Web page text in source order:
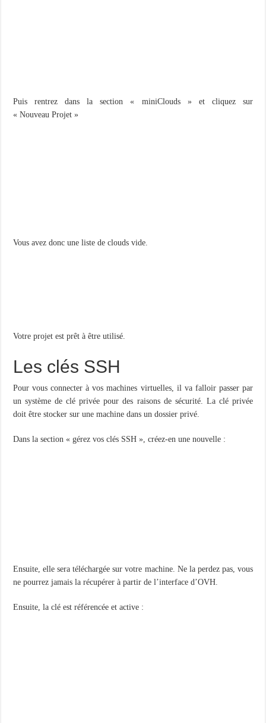
Puis rentrez dans la section « miniClouds » et cliquez sur
« Nouveau Projet »
Vous avez donc une liste de clouds vide.
Votre projet est prêt à être utilisé.
Les clés SSH
Pour vous connecter à vos machines virtuelles, il va falloir passer par
un système de clé privée pour des raisons de sécurité. La clé privée
doit être stocker sur une machine dans un dossier privé.
Dans la section « gérez vos clés SSH », créez-en une nouvelle :
Ensuite, elle sera téléchargée sur votre machine. Ne la perdez pas, vous
ne pourrez jamais la récupérer à partir de l’interface d’OVH.
Ensuite, la clé est référencée et active :